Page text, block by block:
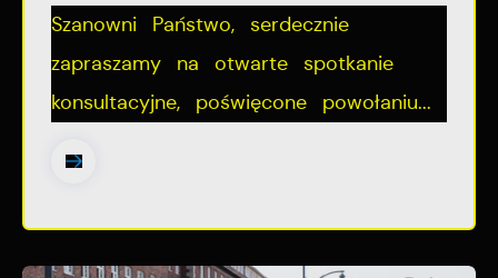
Szanowni Państwo, serdecznie
zapraszamy na otwarte spotkanie
konsultacyjne, poświęcone powołaniu...